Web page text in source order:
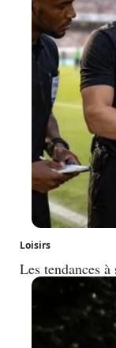
Loisirs
Les tendances